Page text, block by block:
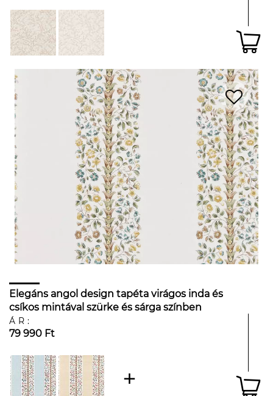
Elegáns angol design tapéta virágos inda és
csíkos mintával szürke és sárga színben
ÁR:
79 990 Ft